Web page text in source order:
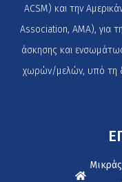
ACSM) και την
Association, AMA), για
άσκησης και
χωρών/μελών, υπό τη